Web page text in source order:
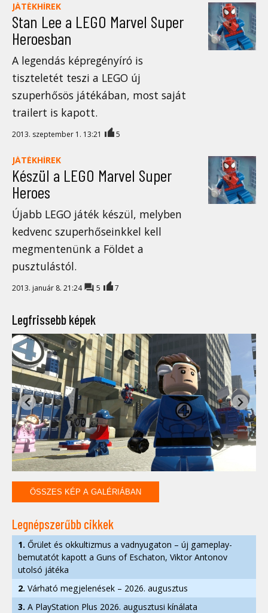
JÁTÉKHÍREK
Stan Lee a LEGO Marvel Super
Heroesban
A legendás képregényíró is
tiszteletét teszi a LEGO új
szuperhősös játékában, most saját
trailert is kapott.
2013. szeptember 1. 13:21 5
JÁTÉKHÍREK
Készül a LEGO Marvel Super
Heroes
Újabb LEGO játék készül, melyben
kedvenc szuperhőseinkkel kell
megmentenünk a Földet a
pusztulástól.
2013. január 8. 21:24 5 7
Legfrissebb képek
ÖSSZES KÉP A GALÉRIÁBAN
Legnépszerűbb cikkek
1. Őrület és okkultizmus a vadnyugaton – új gameplay-
bemutatót kapott a Guns of Eschaton, Viktor Antonov
utolsó játéka
2. Várható megjelenések – 2026. augusztus
3. A PlayStation Plus 2026. augusztusi kínálata